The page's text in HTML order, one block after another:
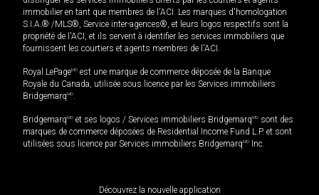
immobilier en tant que membres de l'ACI. Les marques d'homologation
S.I.A.® /MLS®, Service inter-agences®, et leurs logos respectifs sont la
propriété de l'ACI, et ils servent à identifier les services immobiliers que
fournissent les courtiers et agents membres de l'ACI.
Royal LePageMD est une marque de commerce déposée de la Banque
Royale du Canada, utilisée sous licence par les Services immobiliers
BridgemarqMD.
BridgemarqMD et ses logos / Services immobiliers BridgemarqMD sont des
marques de commerce déposées de Residential Income Fund L.P. et sont
utilisées sous licence par Services immobiliers BridgemarqMD Inc.
Découvrez la nouvelle application